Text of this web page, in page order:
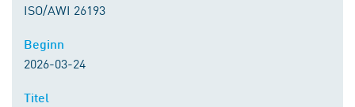
ISO/AWI 26193
Beginn
2026-03-24
Titel